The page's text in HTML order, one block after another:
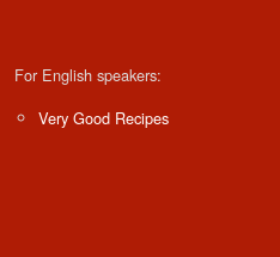
For English speakers:
Very Good Recipes